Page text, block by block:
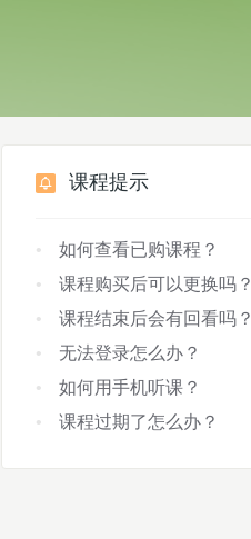
课程提示
如何查看已购课程？
课程购买后可以更换吗？
课程结束后会有回看吗？
无法登录怎么办？
如何用手机听课？
课程过期了怎么办？